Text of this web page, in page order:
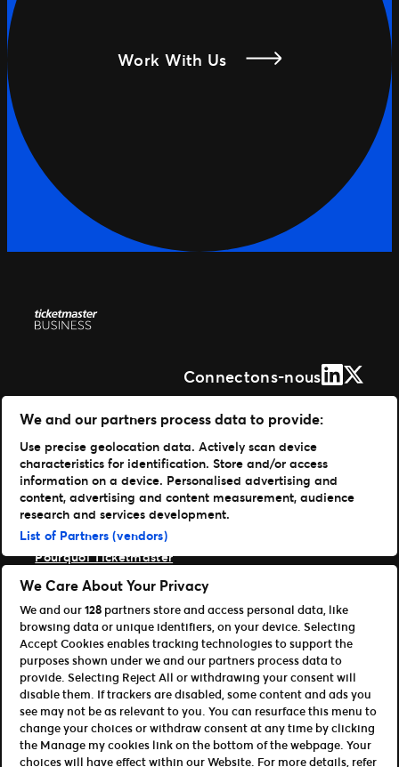
Work With Us
Connectons-nousLinkedIn
X
Solutions
Gestion de vos événements
Distribuer vos billets
Des experts à votre service
Expérience fan
Entreprise
Pourquoi Ticketmaster
Notre histoire
Carrières Live Nation
Ressources
Accès Organisateur
Référencer votre événement
Devenir affilié
CSE, Agence & Revendeur
Conditions d’utilisationPolitique de confidentialité
We and our partners process data to provide:
Use precise geolocation data. Actively scan device
characteristics for identification. Store and/or access
information on a device. Personalised advertising and
content, advertising and content measurement, audience
research and services development.
List of Partners (vendors)
We Care About Your Privacy
We and our128 partners store and access personal data, like
browsing data or unique identifiers, on your device. Selecting
Accept Cookies enables tracking technologies to support the
purposes shown under we and our partners process data to
provide. Selecting Reject All or withdrawing your consent will
disable them. If trackers are disabled, some content and ads you
see may not be as relevant to you. You can resurface this menu to
change your choices or withdraw consent at any time by clicking
the Manage my cookies link on the bottom of the webpage. Your
choices will have effect within our Website. For more details, refer